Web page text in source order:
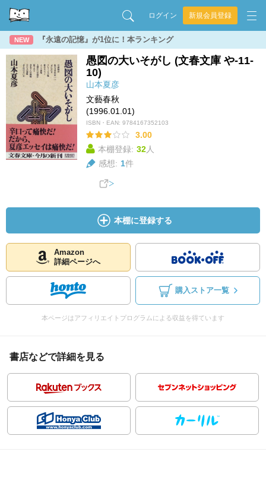
ログイン 新規会員登録
NEW 『永遠の記憶』が1位に！本ランキング
愚図の大いそがし (文春文庫 や-11-
10)
山本夏彦
文藝春秋
(1996.01.01)
ISBN・EAN: 9784167352103
3.00
本棚登録: 32人
感想: 1件
本棚に登録する
Amazon
詳細ページへ
購入ストア一覧
本ページはアフィリエイトプログラムによる収益を得ています
書店などで詳細を見る